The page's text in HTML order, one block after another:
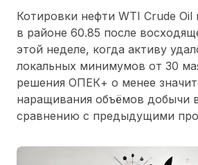
Котировки нефти WTI Crude Oil
в районе 60.85 после
этой неделе, когда активу
локальных минимумов от 30
решения ОПЕК+ о менее
наращивания объёмов добычи
сравнению с предыдущими